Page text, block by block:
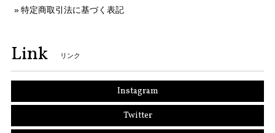
特定商取引法に基づく表記
Link リンク
Instagram
Twitter